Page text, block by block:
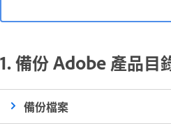
1. 備份 Adobe 產品目
備份檔案